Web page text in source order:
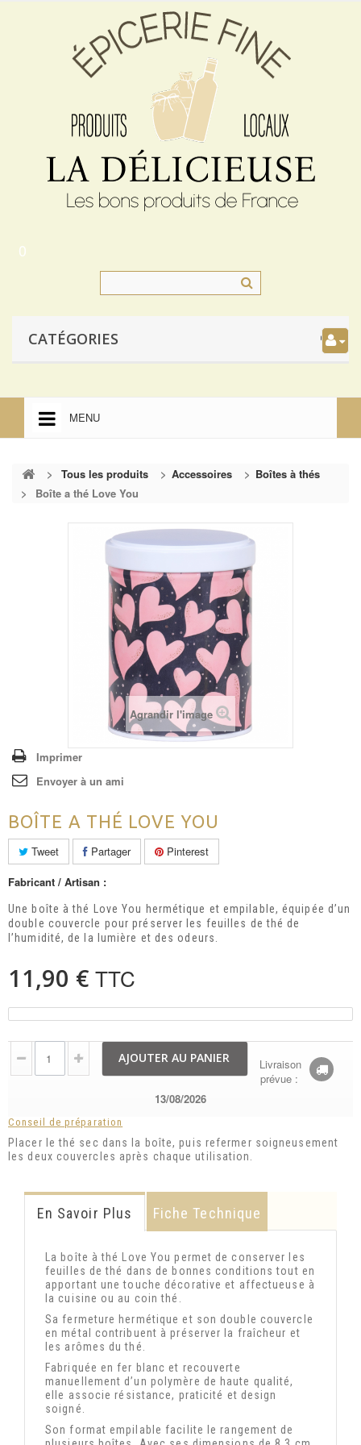
0
CATÉGORIES
MENU
ACCUEIL
> Tous les produits > Accessoires > Boîtes à thés
>
Boîte a thé Love You
Agrandir l'image
Imprimer
Envoyer à un ami
BOÎTE A THÉ LOVE YOU
Tweet Partager
Pinterest
Fabricant / Artisan :
Une boîte à thé Love You hermétique et empilable, équipée d’un
double couvercle pour préserver les feuilles de thé de
l’humidité, de la lumière et des odeurs.
11,90 € TTC
AJOUTER AU PANIER
Livraison
prévue :
13/08/2026
Conseil de préparation
Placer le thé sec dans la boîte, puis refermer soigneusement
les deux couvercles après chaque utilisation.
En Savoir Plus Fiche Technique
La boîte à thé Love You permet de conserver les
feuilles de thé dans de bonnes conditions tout en
apportant une touche décorative et affectueuse à
la cuisine ou au coin thé.
Sa fermeture hermétique et son double couvercle
en métal contribuent à préserver la fraîcheur et
les arômes du thé.
Fabriquée en fer blanc et recouverte
manuellement d’un polymère de haute qualité,
elle associe résistance, praticité et design
soigné.
Son format empilable facilite le rangement de